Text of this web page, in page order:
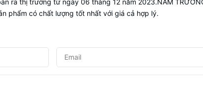
ra thị trường từ ngày 06 tháng 12 năm 2023.NAM
phẩm có chất lượng tốt nhất với giá cả hợp lý.